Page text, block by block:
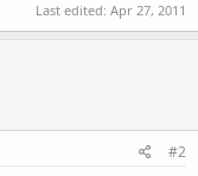
Last edited: Apr 27, 2011
#2